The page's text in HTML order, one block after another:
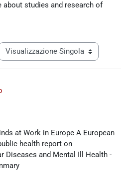
studies and research of
terziaria modalità
at Work in Europe A European
health report on
Diseases and Mental Ill Health -